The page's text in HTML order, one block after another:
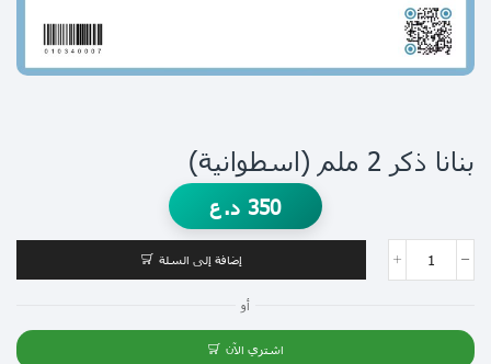
بنانا ذكر 2 ملم (اسطوانية)
350 د.ع
إضافة إلى السلة
أو
اشتري الآن